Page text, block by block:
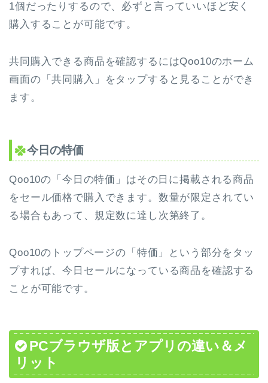
1個だったりするので、必ずと言っていいほど安く
購入することが可能です。
共同購入できる商品を確認するにはQoo10のホーム
画面の「共同購入」をタップすると見ることができ
ます。
今日の特価
Qoo10の「今日の特価」はその日に掲載される商品
をセール価格で購入できます。数量が限定されてい
る場合もあって、規定数に達し次第終了。
Qoo10のトップページの「特価」という部分をタッ
プすれば、今日セールになっている商品を確認する
ことが可能です。
PCブラウザ版とアプリの違い＆メ
リット